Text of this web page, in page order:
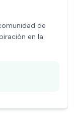
de
en la